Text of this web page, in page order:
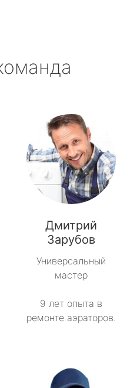
Дмитрий
Зарубов
Универсальный
мастер
9 лет опыта в
ремонте аэраторов.